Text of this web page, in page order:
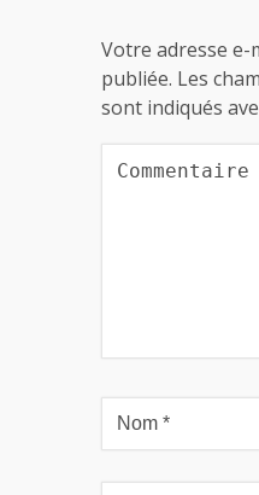
Votre adresse e-
publiée. Les
sont indiqués